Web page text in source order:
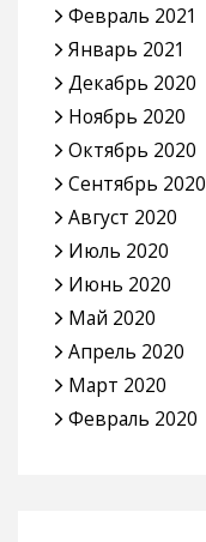
Февраль 2021
Январь 2021
Декабрь 2020
Ноябрь 2020
Октябрь 2020
Сентябрь 2020
Август 2020
Июль 2020
Июнь 2020
Май 2020
Апрель 2020
Март 2020
Февраль 2020